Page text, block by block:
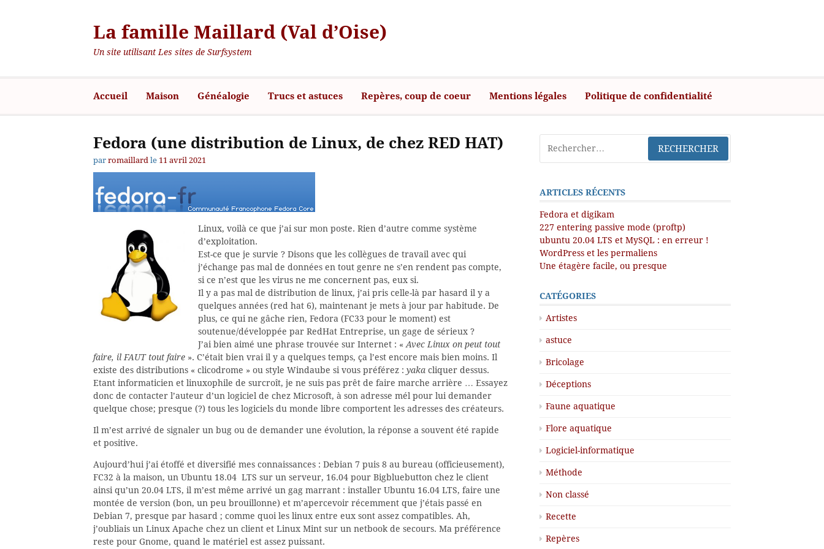
La famille Maillard (Val d’Oise)
Un site utilisant Les sites de Surfsystem
Accueil Maison Généalogie Trucs et astuces Repères, coup de coeur Mentions légales Politique de confidentialité
Fedora (une distribution de Linux, de chez RED HAT)
par romaillard le 11 avril 2021
Linux, voilà ce que j’ai sur mon poste. Rien d’autre comme système
d’exploitation.
Est-ce que je survie ? Disons que les collègues de travail avec qui
j’échange pas mal de données en tout genre ne s’en rendent pas compte,
si ce n’est que les virus ne me concernent pas, eux si.
Il y a pas mal de distribution de linux, j’ai pris celle-là par hasard il y a
quelques années (red hat 6), maintenant je mets à jour par habitude. De
plus, ce qui ne gâche rien, Fedora (FC33 pour le moment) est
soutenue/développée par RedHat Entreprise, un gage de sérieux ?
J’ai bien aimé une phrase trouvée sur Internet : « Avec Linux on peut tout
faire, il FAUT tout faire ». C’était bien vrai il y a quelques temps, ça l’est encore mais bien moins. Il
existe des distributions « clicodrome » ou style Windaube si vous préférez : yaka cliquer dessus.
Etant informaticien et linuxophile de surcroît, je ne suis pas prêt de faire marche arrière … Essayez
donc de contacter l’auteur d’un logiciel de chez Microsoft, à son adresse mél pour lui demander
quelque chose; presque (?) tous les logiciels du monde libre comportent les adresses des créateurs.
Il m’est arrivé de signaler un bug ou de demander une évolution, la réponse a souvent été rapide
et positive.
Aujourd’hui j’ai étoffé et diversifié mes connaissances : Debian 7 puis 8 au bureau (officieusement),
FC32 à la maison, un Ubuntu 18.04 LTS sur un serveur, 16.04 pour Bigbluebutton chez le client
ainsi qu’un 20.04 LTS, il m’est même arrivé un gag marrant : installer Ubuntu 16.04 LTS, faire une
montée de version (bon, un peu brouillonne) et m’apercevoir récemment que j’étais passé en
Debian 7, presque par hasard ; comme quoi les linux entre eux sont assez compatibles. Ah,
j’oubliais un Linux Apache chez un client et Linux Mint sur un netbook de secours. Ma préférence
reste pour Gnome, quand le matériel est assez puissant.
ARTICLES RÉCENTS
Fedora et digikam
227 entering passive mode (proftp)
ubuntu 20.04 LTS et MySQL : en erreur !
WordPress et les permaliens
Une étagère facile, ou presque
CATÉGORIES
Artistes
astuce
Bricolage
Déceptions
Faune aquatique
Flore aquatique
Logiciel-informatique
Méthode
Non classé
Recette
Repères